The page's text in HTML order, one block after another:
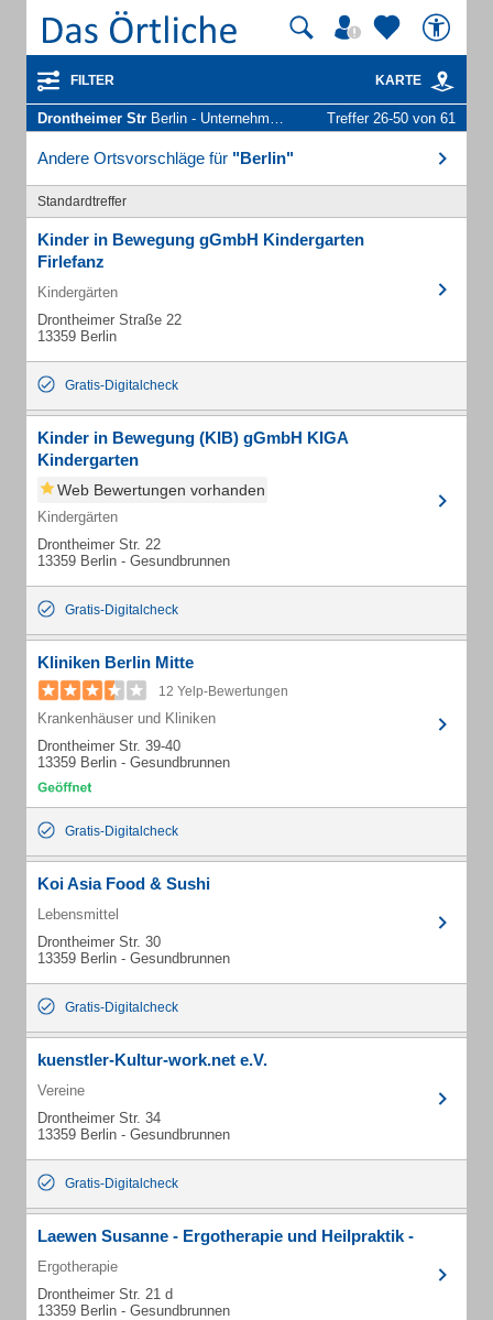
FILTER KARTE
Drontheimer Str Berlin - Unternehmen und Personen Treffer 26-50 von 61
Andere Ortsvorschläge für "Berlin"
Standardtreffer
Kinder in Bewegung gGmbH Kindergarten
Firlefanz
Kindergärten
Drontheimer Straße 22
13359 Berlin
Gratis-Digitalcheck
Kinder in Bewegung (KIB) gGmbH KIGA
Kindergarten
Web Bewertungen vorhanden
Kindergärten
Drontheimer Str. 22
13359 Berlin - Gesundbrunnen
Gratis-Digitalcheck
Kliniken Berlin Mitte
12 Yelp-Bewertungen
Krankenhäuser und Kliniken
Drontheimer Str. 39-40
13359 Berlin - Gesundbrunnen
Gratis-Digitalcheck
Koi Asia Food & Sushi
Lebensmittel
Drontheimer Str. 30
13359 Berlin - Gesundbrunnen
Gratis-Digitalcheck
kuenstler-Kultur-work.net e.V.
Vereine
Drontheimer Str. 34
13359 Berlin - Gesundbrunnen
Gratis-Digitalcheck
Laewen Susanne - Ergotherapie und Heilpraktik -
Ergotherapie
Drontheimer Str. 21 d
13359 Berlin - Gesundbrunnen